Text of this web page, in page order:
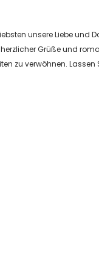
unsere Liebe und
Grüße und
zu verwöhnen. Lassen